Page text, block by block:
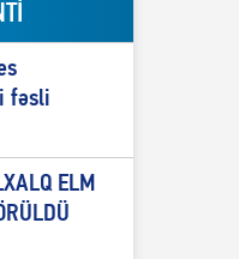
oğlu
olunmur?
fəsli
ELM